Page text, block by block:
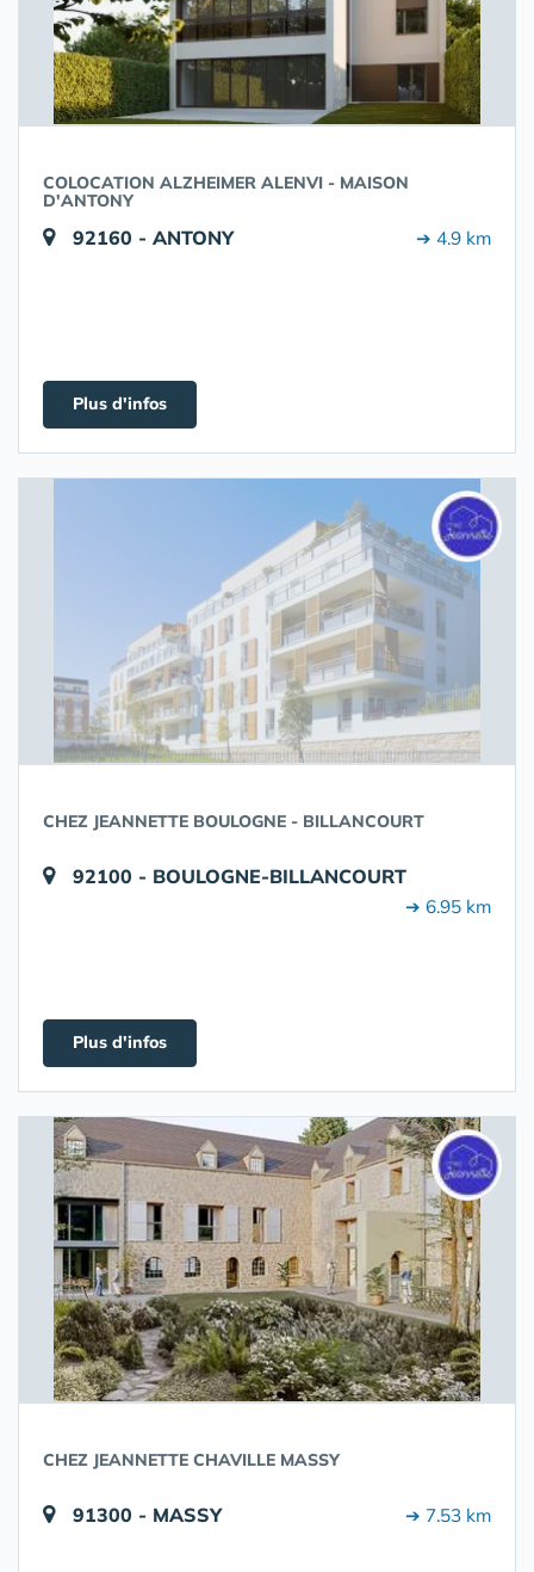
COLOCATION ALZHEIMER ALENVI - MAISON
D'ANTONY
92160 - ANTONY ➔ 4.9 km
Plus d'infos
CHEZ JEANNETTE BOULOGNE - BILLANCOURT
92100 - BOULOGNE-BILLANCOURT
➔ 6.95 km
Plus d'infos
CHEZ JEANNETTE CHAVILLE MASSY
91300 - MASSY ➔ 7.53 km